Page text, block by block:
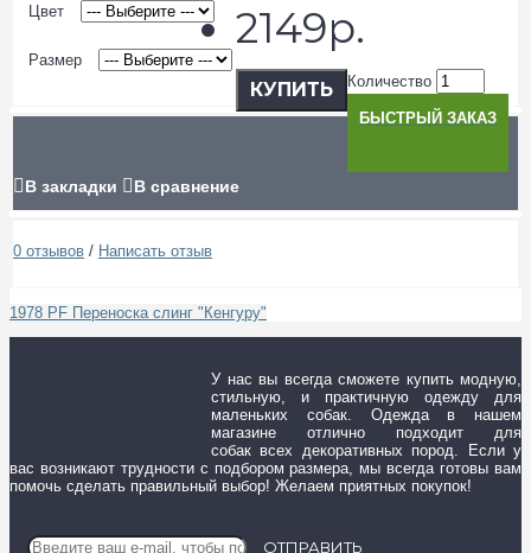
Цвет
Размер
2149р.
Количество
КУПИТЬ
БЫСТРЫЙ ЗАКАЗ
В закладки В сравнение
0 отзывов / Написать отзыв
1978 PF Переноска слинг "Кенгуру"
У нас вы всегда сможете купить модную,
стильную, и практичную одежду для
маленьких собак. Одежда в нашем
магазине отлично подходит для
собак всех декоративных пород. Если у
вас возникают трудности с подбором размера, мы всегда готовы вам
помочь сделать правильный выбор! Желаем приятных покупок!
ОТПРАВИТЬ